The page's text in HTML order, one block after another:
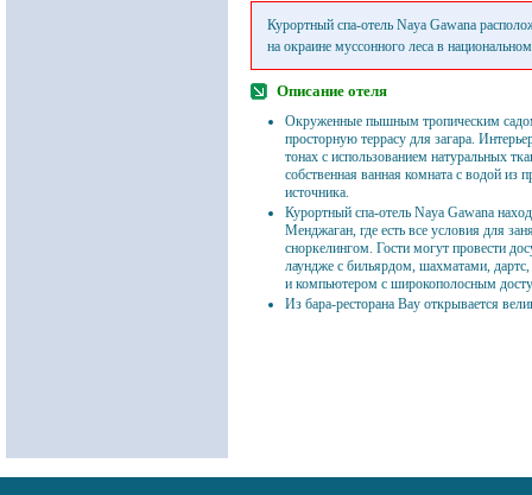
Курортный спа-отель Naya Gawana
на окраине муссонного леса в
Описание отеля
Окруженные пышным тропическим
просторную террасу для загара.
тонах с использованием натуральных
собственная ванная комната с водой из
источника.
Курортный спа-отель Naya Gawana
Менджаган, где есть все условия для
сноркелингом. Гости могут провести
лаундже с бильярдом, шахматами,
и компьютером с широкополосным
Из бара-ресторана Bay открывается